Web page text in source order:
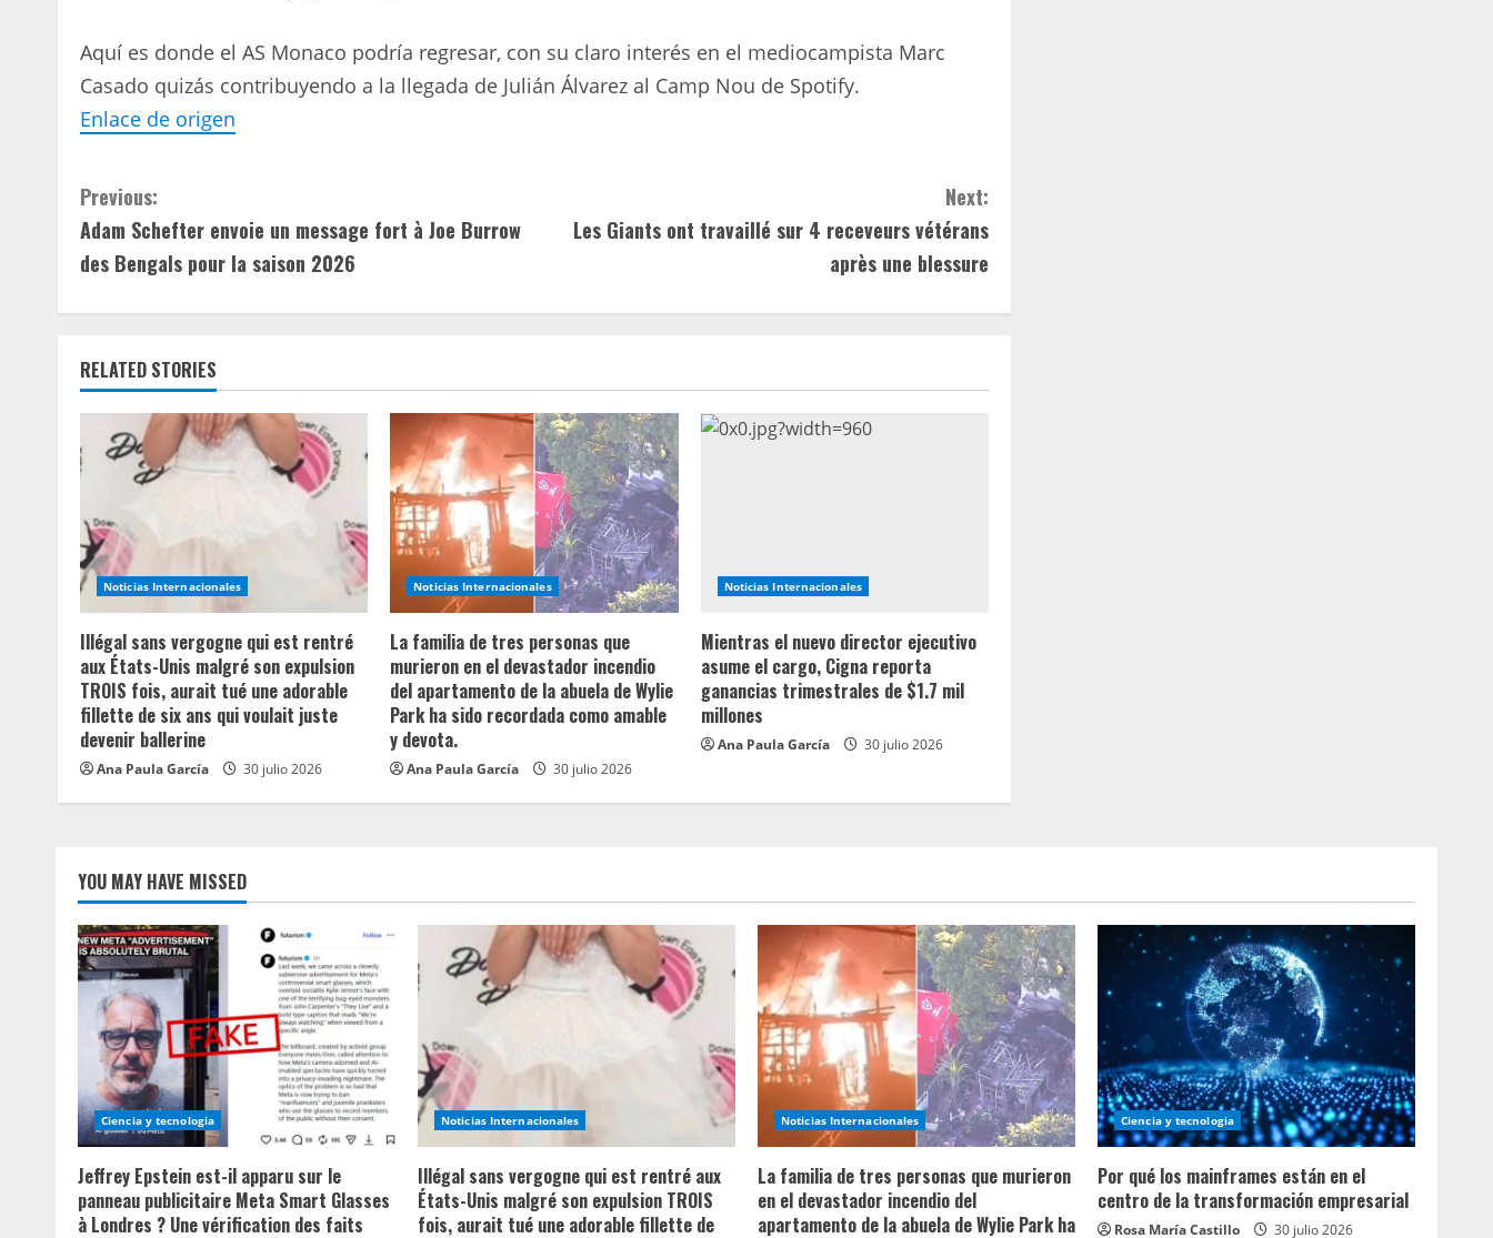
Aquí es donde el AS Monaco podría regresar, con su claro interés en el mediocampista Marc
Casado quizás contribuyendo a la llegada de Julián Álvarez al Camp Nou de Spotify.
Enlace de origen
C
o
i
n
u
e
R
e
a
d
i
n
Previous:
Adam Schefter envoie un message fort à Joe Burrow
des Bengals pour la saison 2026
Next:
Les Giants ont travaillé sur 4 receveurs vétérans
après une blessure
RELATED STORIES
Noticias Internacionales
Illégal sans vergogne qui est rentré
aux États-Unis malgré son expulsion
TROIS fois, aurait tué une adorable
fillette de six ans qui voulait juste
devenir ballerine
Ana Paula García 30 julio 2026
Noticias Internacionales
La familia de tres personas que
murieron en el devastador incendio
del apartamento de la abuela de Wylie
Park ha sido recordada como amable
y devota.
Ana Paula García 30 julio 2026
Noticias Internacionales
Mientras el nuevo director ejecutivo
asume el cargo, Cigna reporta
ganancias trimestrales de $1.7 mil
millones
Ana Paula García 30 julio 2026
YOU MAY HAVE MISSED
Ciencia y tecnologia
Jeffrey Epstein est-il apparu sur le
panneau publicitaire Meta Smart Glasses
à Londres ? Une vérification des faits
Noticias Internacionales
Illégal sans vergogne qui est rentré aux
États-Unis malgré son expulsion TROIS
fois, aurait tué une adorable fillette de
Noticias Internacionales
La familia de tres personas que murieron
en el devastador incendio del
apartamento de la abuela de Wylie Park ha
Ciencia y tecnologia
Por qué los mainframes están en el
centro de la transformación empresarial
Rosa María Castillo 30 julio 2026